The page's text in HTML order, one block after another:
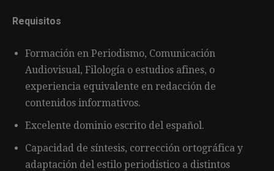
Requisitos
Formación en Periodismo, Comunicación
Audiovisual, Filología o estudios afines, o
experiencia equivalente en redacción de
contenidos informativos.
Excelente dominio escrito del español.
Capacidad de síntesis, corrección ortográfica y
adaptación del estilo periodístico a distintos